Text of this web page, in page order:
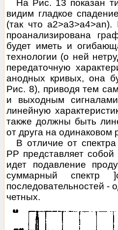
На Рис. 13 показан
видим гладкое
(так что а2>а3>а4>аn).
проанализирована
будет иметь и
технологии (о ней
передаточную
анодных кривых, она
Рис. 8), приводя тем
и выходным
линейную
также должны быть
от друга на одинаковом
В отличие от
РР представляет собой
идет подавление
суммарный спектр
последовательностей -
четных.